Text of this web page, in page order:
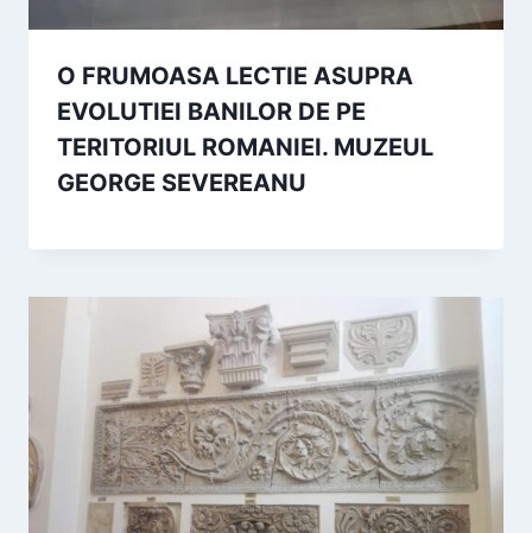
O FRUMOASA LECTIE ASUPRA
EVOLUTIEI BANILOR DE PE
TERITORIUL ROMANIEI. MUZEUL
GEORGE SEVEREANU